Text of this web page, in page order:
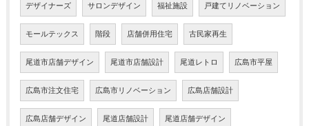
デザイナーズ サロンデザイン 福祉施設 戸建てリノベーション
モールテックス 階段 店舗併用住宅 古民家再生
尾道市店舗デザイン 尾道市店舗設計 尾道レトロ 広島市平屋
広島市注文住宅 広島市リノベーション 広島店舗設計
広島店舗デザイン 尾道店舗設計 尾道店舗デザイン